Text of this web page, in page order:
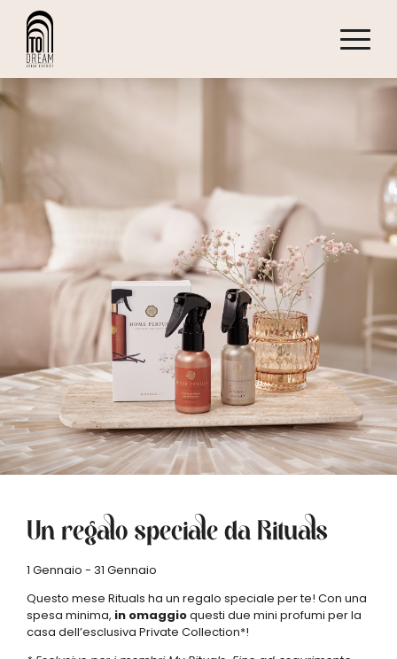
Un regalo speciale da Rituals
1 Gennaio - 31 Gennaio
Questo mese Rituals ha un regalo speciale per te! Con una
spesa minima, in omaggioquesti due mini profumi per la
casa dell’esclusiva Private Collection*!